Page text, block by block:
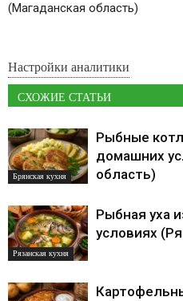
(Магаданская область)
Настройки аналитики
СХОЖИЕ СТАТЬИ
Брянская кухня
Рыбные
домашних
область)
Рязанская кухня
Рыбная уха
условиях